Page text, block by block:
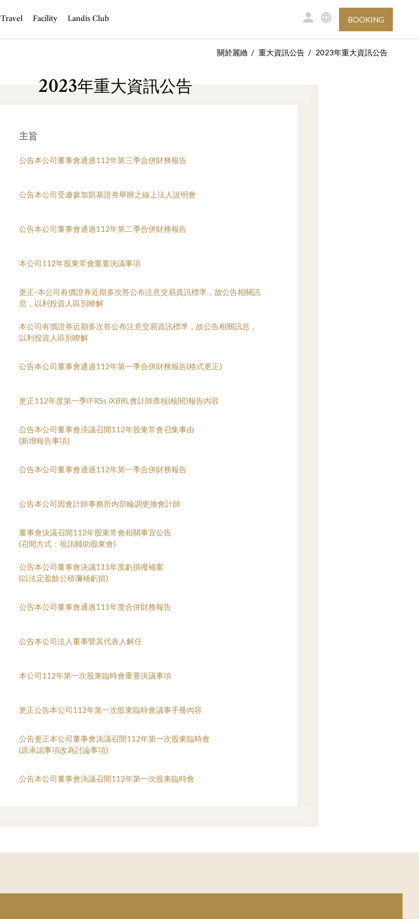
Travel Facility Landis Club BOOKING
關於麗緻 重大資訊公告 2023年重大資訊公告
2023年重大資訊公告
主旨
公告本公司董事會通過112年第三季合併財務報告
公告本公司受邀參加凱基證券舉辦之線上法人說明會
公告本公司董事會通過112年第二季合併財務報告
本公司112年股東常會重要決議事項
更正-本公司有價證券近期多次答公布注意交易資訊標準，故公告相關訊
息，以利投資人區別瞭解
本公司有價證券近期多次答公布注意交易資訊標準，故公告相關訊息，
以利投資人區別瞭解
公告本公司董事會通過112年第一季合併財務報告(格式更正)
更正112年度第一季IFRSs iXBRL會計師查核(核閱)報告內容
公告本公司董事會決議召開112年股東常會召集事由
(新增報告事項)
公告本公司董事會通過112年第一季合併財務報告
公告本公司因會計師事務所內部輪調更換會計師
董事會決議召開112年股東常會相關事宜公告
(召開方式：視訊輔助股東會)
公告本公司董事會決議111年度虧損撥補案
(以法定盈餘公積彌補虧損)
公告本公司董事會通過111年度合併財務報告
公告本公司法人董事暨其代表人解任
本公司112年第一次股東臨時會重要決議事項
更正公告本公司112年第一次股東臨時會議事手冊內容
公告更正本公司董事會決議召開112年第一次股東臨時會
(原承認事項改為討論事項)
公告本公司董事會決議召開112年第一次股東臨時會